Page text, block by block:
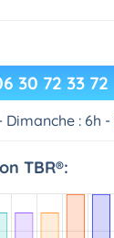
30 72 33 72
Dimanche : 6h -
TBR®: